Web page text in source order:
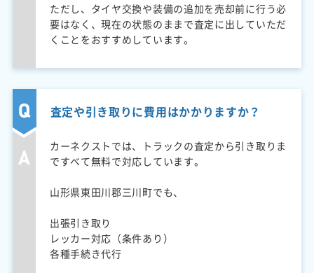
ただし、タイヤ交換や装備の追加を売却前に行う必
要はなく、現在の状態のままで査定に出していただ
くことをおすすめしています。
査定や引き取りに費用はかかりますか？
カーネクストでは、トラックの査定から引き取りま
ですべて無料で対応しています。
山形県東田川郡三川町でも、
出張引き取り
レッカー対応（条件あり）
各種手続き代行